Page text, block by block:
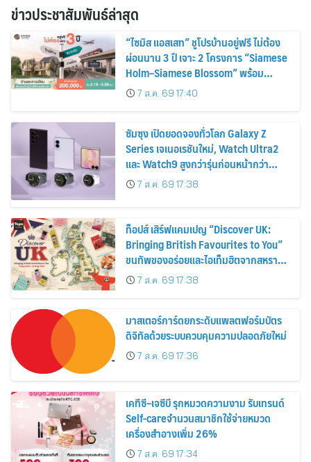
ข่าวประชาสัมพันธ์ล่าสุด
“ไซมิส แอสเสท” ชูโปรบ้านอยู่ฟรี ไม่ต้อง
ผ่อนนาน 3 ปี เจาะ 2 โครงการ “Siamese
Holm–Siamese Blossom” พร้อม
ส่วนลดและสิทธิพิเศษถึง 31 สิงหาคม
2569
7 ส.ค. 69 17:40
ซัมซุง เปิดยอดจองทั่วโลก Galaxy Z
Series เจเนอเรชันใหม่, Watch Ultra2
และ Watch9 สูงกว่ารุ่นก่อนหน้ากว่า
30%7 ส.ค. 69 17:38
ท็อปส์ เสิร์ฟแคมเปญ “Discover UK:
Bringing British Favourites to You”
ขนทัพของอร่อยและไอเท็มฮิตจากสหราช
อาณาจักร ส่งตรงถึงมือตั้งแต่วันนี้ – 18
สิงหาคมนี้
7 ส.ค. 69 17:38
มาสเตอร์การ์ดยกระดับแพลตฟอร์มบัตร
ดิจิทัลด้วยระบบควบคุมความปลอดภัยใหม่
7 ส.ค. 69 17:36
เคทีซี–เจซีบี รุกหมวดความงาม รับเทรนด์
Self-careจำนวนสมาชิกใช้จ่ายหมวด
เครื่องสำอางเพิ่ม 26%
7 ส.ค. 69 17:34